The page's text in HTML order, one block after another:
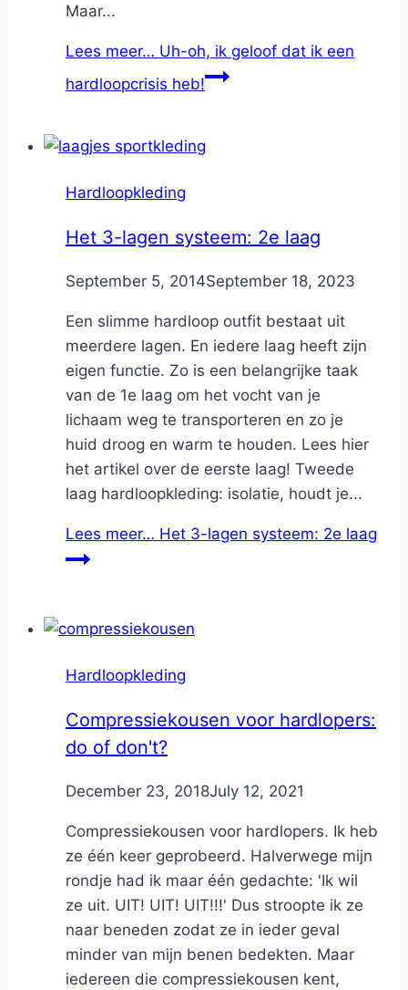
Maar...
Lees meer… Uh-oh, ik geloof dat ik een
hardloopcrisis heb!
Hardloopkleding
Het 3-lagen systeem: 2e laag
ByNicole
September 5, 2014September 18, 2023
Een slimme hardloop outfit bestaat uit
meerdere lagen. En iedere laag heeft zijn
eigen functie. Zo is een belangrijke taak
van de 1e laag om het vocht van je
lichaam weg te transporteren en zo je
huid droog en warm te houden. Lees hier
het artikel over de eerste laag! Tweede
laag hardloopkleding: isolatie, houdt je...
Lees meer… Het 3-lagen systeem: 2e laag
Hardloopkleding
Compressiekousen voor hardlopers:
do of don't?
ByNicole
December 23, 2018July 12, 2021
Compressiekousen voor hardlopers. Ik heb
ze één keer geprobeerd. Halverwege mijn
rondje had ik maar één gedachte: 'Ik wil
ze uit. UIT! UIT! UIT!!!' Dus stroopte ik ze
naar beneden zodat ze in ieder geval
minder van mijn benen bedekten. Maar
iedereen die compressiekousen kent,